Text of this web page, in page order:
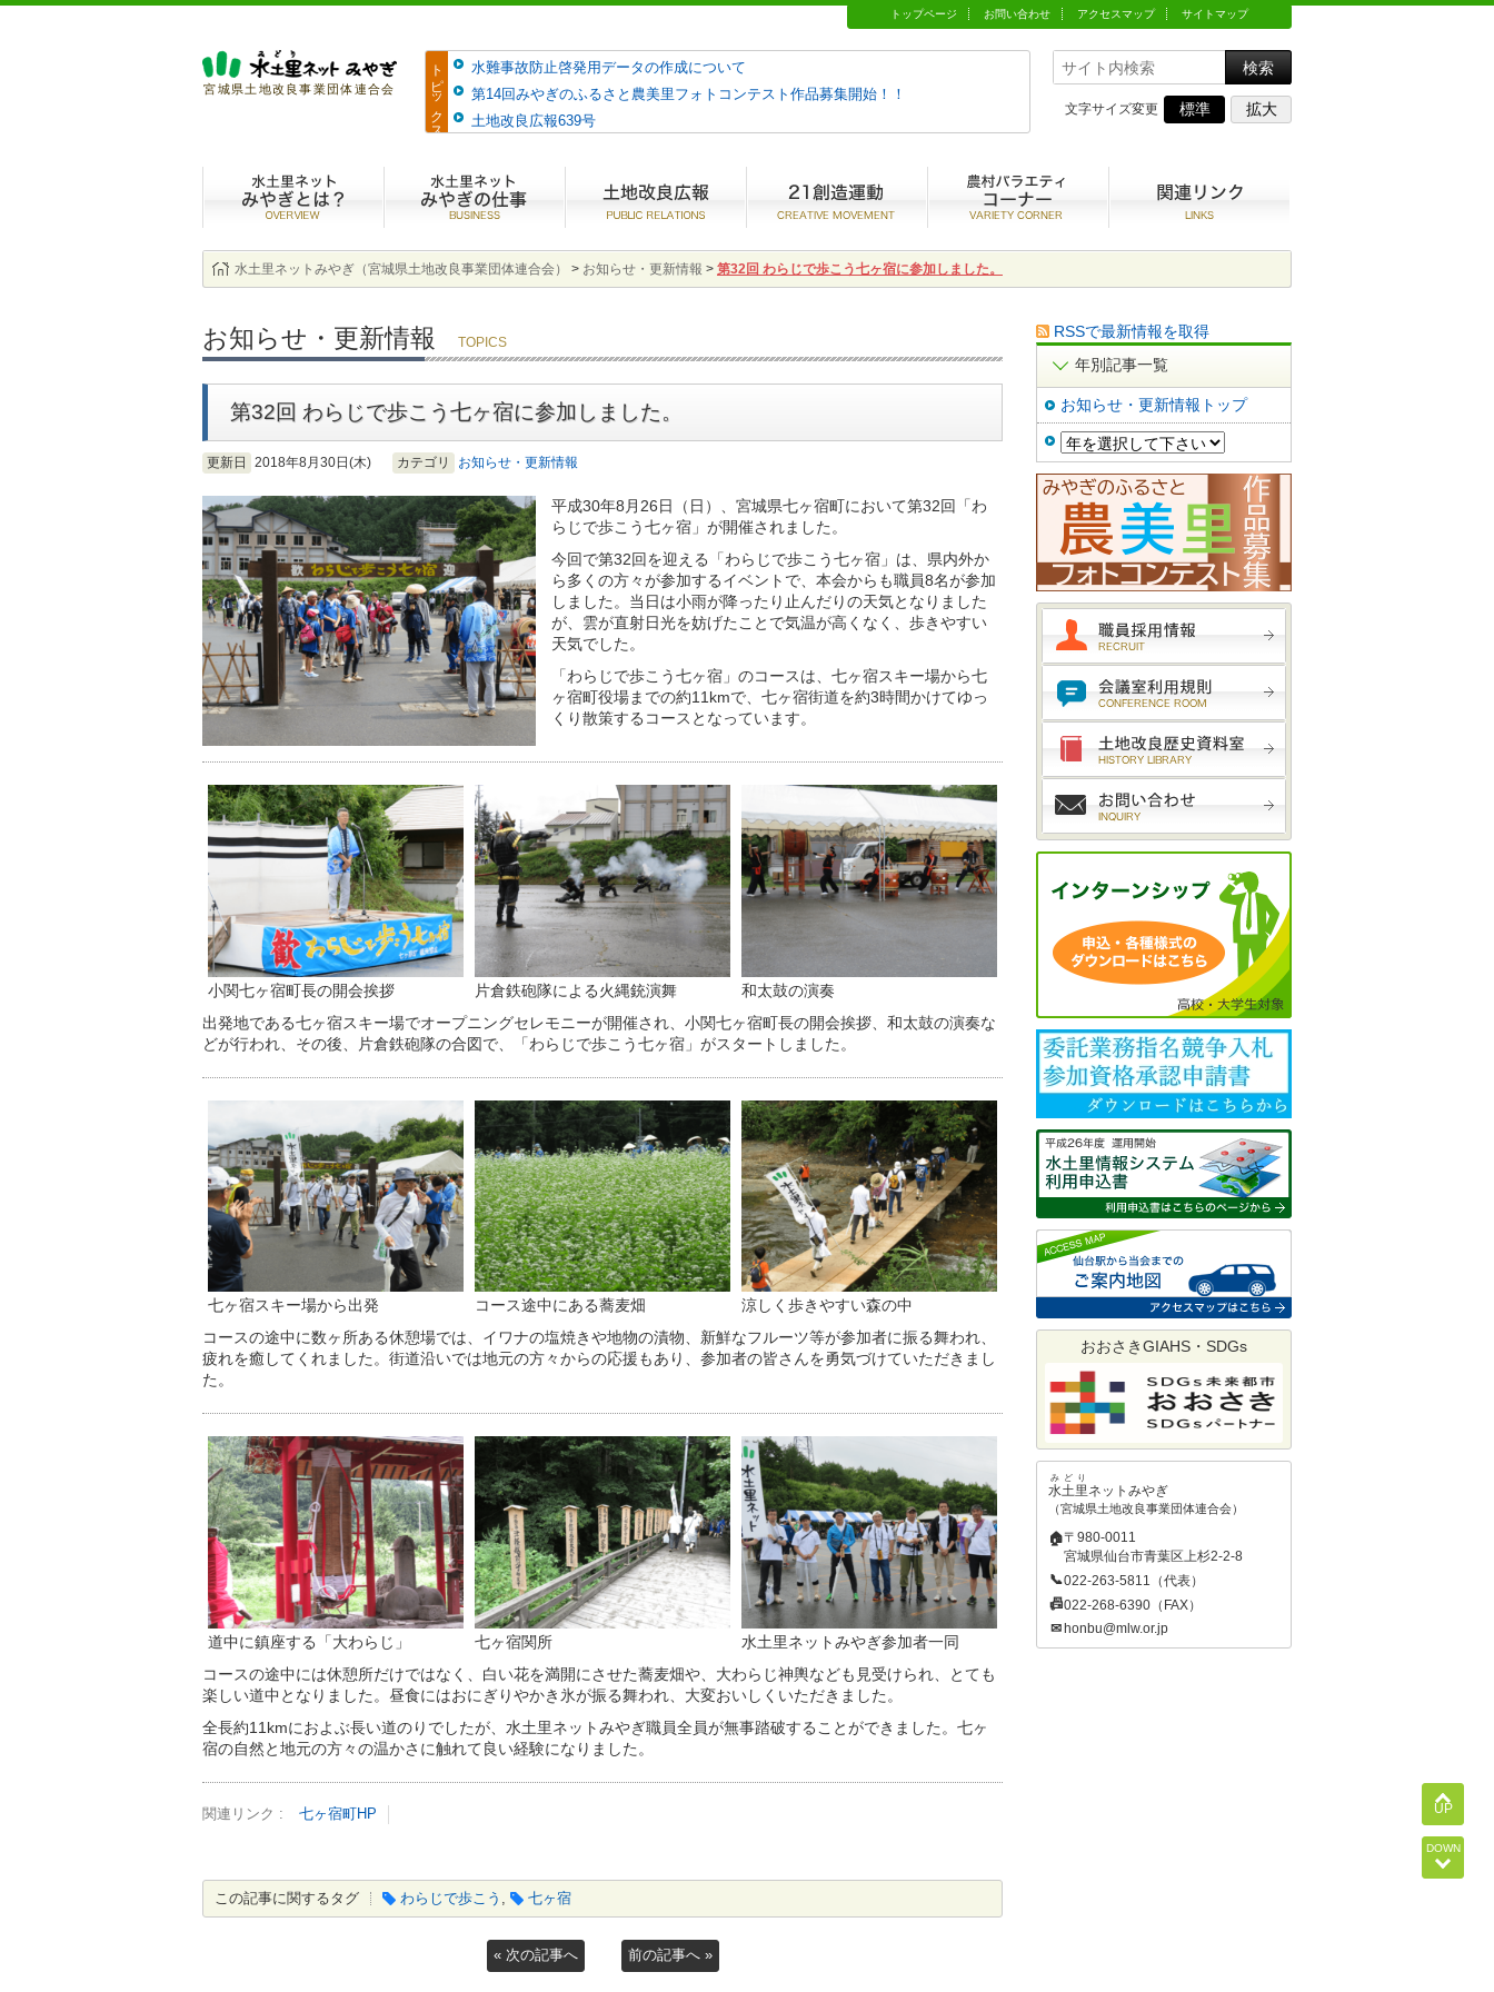
宮城県土地改良事業団体連合会 トピックス
水難事故防止啓発用データの作成について
第14回みやぎのふるさと農美里フォトコンテスト作品募集開始！！
土地改良広報639号
文字サイズ変更 標準 拡大
トップページ お問い合わせ アクセスマップ サイトマップ
水土里ネットみやぎとは？ 21創造運動
水土里ネットみやぎ（宮城県土地改良事業団体連合会） > お知らせ・更新情報 > 第32回 わらじで歩こう七ヶ宿に参加しました。
お知らせ・更新情報 TOPICS
第32回 わらじで歩こう七ヶ宿に参加しました。
更新日 2018年8月30日(木) カテゴリ お知らせ・更新情報
平成30年8月26日（日）、宮城県七ヶ宿町において第32回「わ
らじで歩こう七ヶ宿」が開催されました。
今回で第32回を迎える「わらじで歩こう七ヶ宿」は、県内外か
ら多くの方々が参加するイベントで、本会からも職員8名が参加
しました。当日は小雨が降ったり止んだりの天気となりました
が、雲が直射日光を妨げたことで気温が高くなく、歩きやすい
天気でした。
「わらじで歩こう七ヶ宿」のコースは、七ヶ宿スキー場から七
ヶ宿町役場までの約11kmで、七ヶ宿街道を約3時間かけてゆっ
くり散策するコースとなっています。
小関七ヶ宿町長の開会挨拶 片倉鉄砲隊による火縄銃演舞
和太鼓の演奏
出発地である七ヶ宿スキー場でオープニングセレモニーが開催され、小関七ヶ宿町長の開会挨拶、和太鼓の演奏な
どが行われ、その後、片倉鉄砲隊の合図で、「わらじで歩こう七ヶ宿」がスタートしました。
七ヶ宿スキー場から出発 コース途中にある蕎麦畑
涼しく歩きやすい森の中
コースの途中に数ヶ所ある休憩場では、イワナの塩焼きや地物の漬物、新鮮なフルーツ等が参加者に振る舞われ、
疲れを癒してくれました。街道沿いでは地元の方々からの応援もあり、参加者の皆さんを勇気づけていただきまし
た。
道中に鎮座する「大わらじ」 七ヶ宿関所
水土里ネットみやぎ参加者一同
コースの途中には休憩所だけではなく、白い花を満開にさせた蕎麦畑や、大わらじ神輿なども見受けられ、とても
楽しい道中となりました。昼食にはおにぎりやかき氷が振る舞われ、大変おいしくいただきました。
全長約11kmにおよぶ長い道のりでしたが、水土里ネットみやぎ職員全員が無事踏破することができました。七ヶ
宿の自然と地元の方々の温かさに触れて良い経験になりました。
関連リンク 七ヶ宿町HP
この記事に関するタグ わらじで歩こう 七ヶ宿
« 次の記事へ 前の記事へ »
RSSで最新情報を取得
年別記事一覧
お知らせ・更新情報トップ
おおさきGIAHS・SDGs
水土里
みどり
ネットみやぎ
宮城県土地改良事業団体連合会
🏠〒980-0011
宮城県仙台市青葉区上杉2-2-8
📞022-263-5811（代表）
📠022-268-6390（FAX）
✉ honbu@mlw.or.jp
UP
DOWN